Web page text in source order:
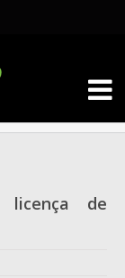
licença de